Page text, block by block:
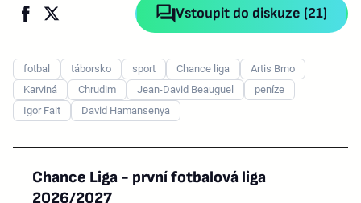
Vstoupit do diskuze (21)
fotbal táborsko sport Chance liga
Artis Brno
Karviná
Chrudim Jean-David Beauguel
peníze
Igor Fait
David Hamansenya
Chance Liga - první fotbalová liga
2026/2027